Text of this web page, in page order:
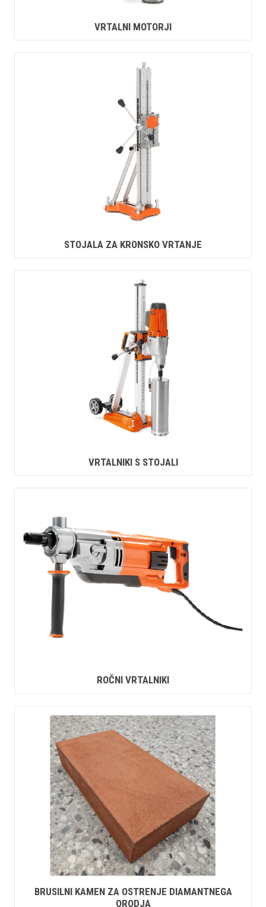
VRTALNI MOTORJI
STOJALA ZA KRONSKO VRTANJE
VRTALNIKI S STOJALI
ROČNI VRTALNIKI
BRUSILNI KAMEN ZA OSTRENJE DIAMANTNEGA
ORODJA